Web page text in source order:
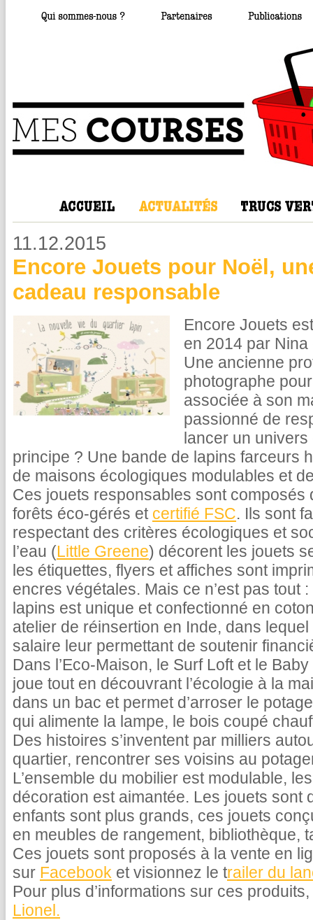
11.12.2015
Encore Jouets pour Noël,
cadeau responsable
Encore Jouets
en 2014 par
Une ancienne
photographe
associée à son
passionné de
lancer un
principe ? Une bande de lapins farceurs
de maisons écologiques modulables et
Ces jouets responsables sont composés
forêts éco-gérés et certifié FSC. Ils sont
respectant des critères écologiques et
l’eau (Little Greene) décorent les jouets
les étiquettes, flyers et affiches sont
encres végétales. Mais ce n’est pas tout
lapins est unique et confectionné en
atelier de réinsertion en Inde, dans
salaire leur permettant de soutenir
Dans l’Eco-Maison, le Surf Loft et le
joue tout en découvrant l’écologie à la
dans un bac et permet d’arroser le
qui alimente la lampe, le bois coupé
Des histoires s’inventent par milliers
quartier, rencontrer ses voisins au
L’ensemble du mobilier est modulable,
décoration est aimantée. Les jouets sont
enfants sont plus grands, ces jouets
en meubles de rangement, bibliothèque,
Ces jouets sont proposés à la vente en
sur Facebook et visionnez le trailer du
Pour plus d’informations sur ces produits,
Lionel.